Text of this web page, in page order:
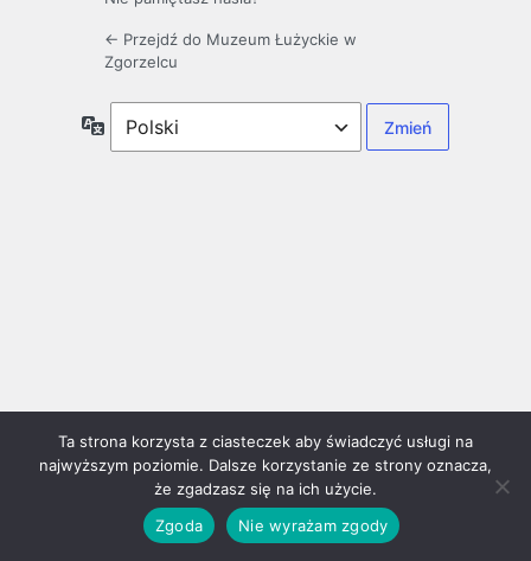
← Przejdź do Muzeum Łużyckie w
Zgorzelcu
Język
Ta strona korzysta z ciasteczek aby świadczyć usługi na
najwyższym poziomie. Dalsze korzystanie ze strony oznacza,
że zgadzasz się na ich użycie.
Zgoda
Nie wyrażam zgody